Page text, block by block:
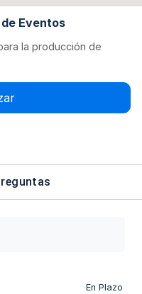
Eventos
la producción de
En Plazo